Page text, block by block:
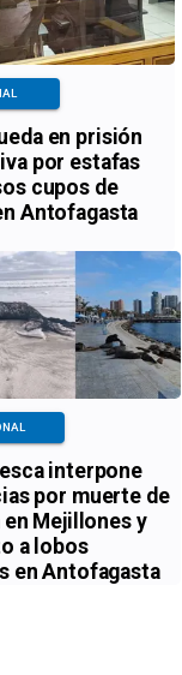
en prisión
por estafas
cupos de
Antofagasta
interpone
por muerte de
en Mejillones y
a lobos
en Antofagasta